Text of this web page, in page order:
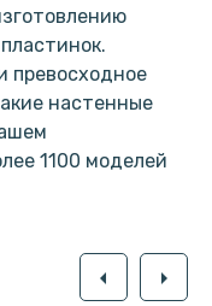
превосходное
настенные
1100 моделей
arrow_left arrow_right